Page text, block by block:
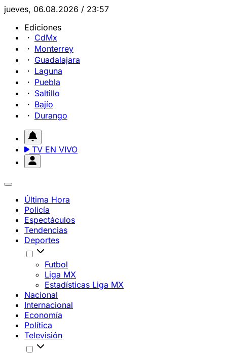
jueves, 06.08.2026 / 23:57
Ediciones
CdMx
Monterrey
Guadalajara
Laguna
Puebla
Saltillo
Bajío
Durango
TV EN VIVO
Última Hora
Policía
Espectáculos
Tendencias
Deportes
Futbol
Liga MX
Estadísticas Liga MX
Nacional
Internacional
Economía
Política
Televisión